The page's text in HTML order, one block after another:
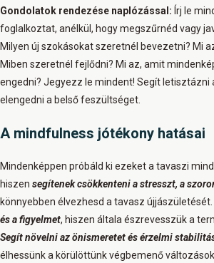
Gondolatok rendezése naplózással: Írj le
foglalkoztat, anélkül, hogy megszűrnéd vagy
Milyen új szokásokat szeretnél bevezetni? Mi
Miben szeretnél fejlődni? Mi az, amit
engedni? Jegyezz le mindent! Segít letisztázni
elengedni a belső feszültséget.
A mindfulness jótékony hatásai
Mindenképpen próbáld ki ezeket a tavaszi
hiszen segítenek csökkenteni a stresszt, a
könnyebben élvezhesd a tavasz újjászületését.
és a figyelmet, hiszen általa észrevesszük a
Segít növelni az önismeretet és érzelmi
élhessünk a körülöttünk végbemenő